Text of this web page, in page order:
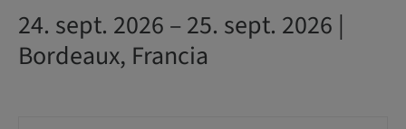
24. sept. 2026 – 25. sept. 2026 |
Bordeaux, Francia